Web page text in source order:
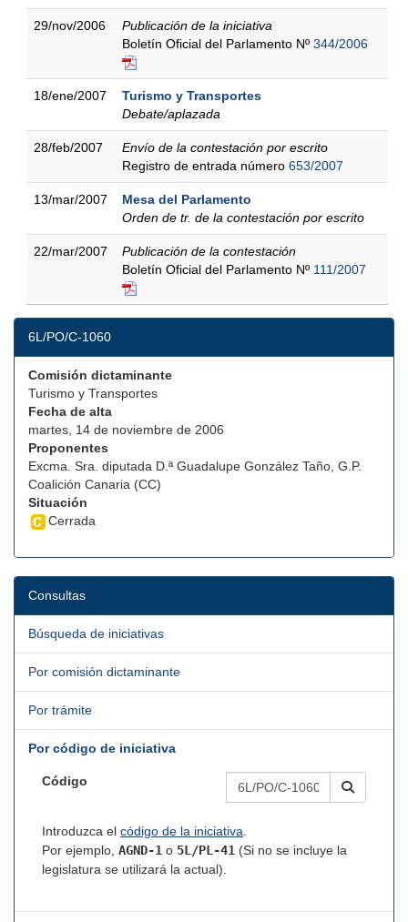
29/nov/2006
Publicación de la iniciativa
Boletín Oficial del Parlamento Nº 344/2006
18/ene/2007
Turismo y Transportes
Debate/aplazada
28/feb/2007
Envío de la contestación por escrito
Registro de entrada número 653/2007
13/mar/2007
Mesa del Parlamento
Orden de tr. de la contestación por escrito
22/mar/2007
Publicación de la contestación
Boletín Oficial del Parlamento Nº 111/2007
6L/PO/C-1060
Comisión dictaminante
Turismo y Transportes
Fecha de alta
martes, 14 de noviembre de 2006
Proponentes
Excma. Sra. diputada D.ª Guadalupe González Taño, G.P.
Coalición Canaria (CC)
Situación
Cerrada
Consultas
Búsqueda de iniciativas
Por comisión dictaminante
Por trámite
Por código de iniciativa
Código
Introduzca el código de la iniciativa.
Por ejemplo, AGND-1 o 5L/PL-41 (Si no se incluye la
legislatura se utilizará la actual).